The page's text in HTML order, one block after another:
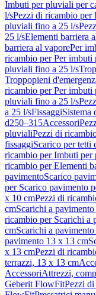
Imbuti per pluviali per
l/sPezzi di ricambio
pluviali fino a 25 l/s
25 l/sElementi barriera
barriera al vaporePer
ricambio per Per
pluviali fino a 25 l/s
Troppopieni
ricambio per Per
pluviali fino a 25 l/s
a 25 l/sFissaggiSistema
d250–315Accessori
pluvialiPezzi di
fissaggiScarico per tetti
ricambio per Imbuti per
ricambio per Elementi
pavimentoScarico
per Scarico pavimento
x 10 cmPezzi di
cmScarichi a
ricambio per Scarichi a
cmScarichi a
pavimento 13 x 13 cm
x 13 cmPezzi di
terrazzi, 13 x 13 cm
AccessoriAttrezzi,
Geberit FlowFitPezzi